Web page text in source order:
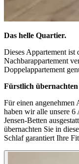
Das helle Quartier.
Dieses Appartement ist
Nachbarappartement
Doppelappartement
Fürstlich
Für einen
haben wir alle unsere 6
Jensen-Betten
übernachten Sie in
Schlaf garantiert Ihre